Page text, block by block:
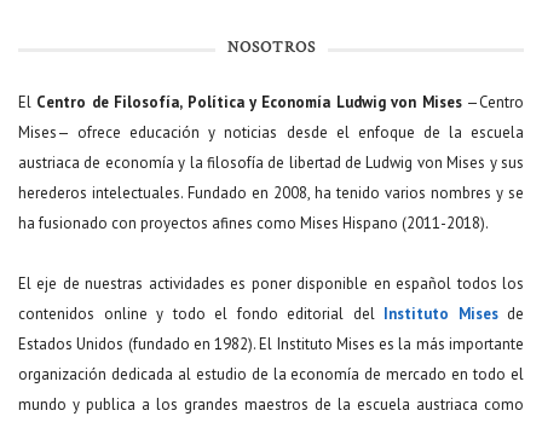
NOSOTROS
El Centro de Filosofía, Política y Economía Ludwig von Mises—Centro
Mises— ofrece educación y noticias desde el enfoque de la escuela
austriaca de economía y la filosofía de libertad de Ludwig von Mises y sus
herederos intelectuales. Fundado en 2008, ha tenido varios nombres y se
ha fusionado con proyectos afines como Mises Hispano (2011-2018).
El eje de nuestras actividades es poner disponible en español todos los
contenidos online y todo el fondo editorial del Instituto Misesde
Estados Unidos (fundado en 1982). El Instituto Mises es la más importante
organización dedicada al estudio de la economía de mercado en todo el
mundo y publica a los grandes maestros de la escuela austriaca como